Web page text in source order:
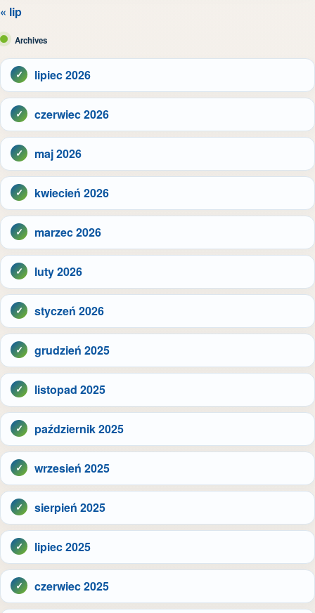
« lip
Archives
lipiec 2026
czerwiec 2026
maj 2026
kwiecień 2026
marzec 2026
luty 2026
styczeń 2026
grudzień 2025
listopad 2025
październik 2025
wrzesień 2025
sierpień 2025
lipiec 2025
czerwiec 2025